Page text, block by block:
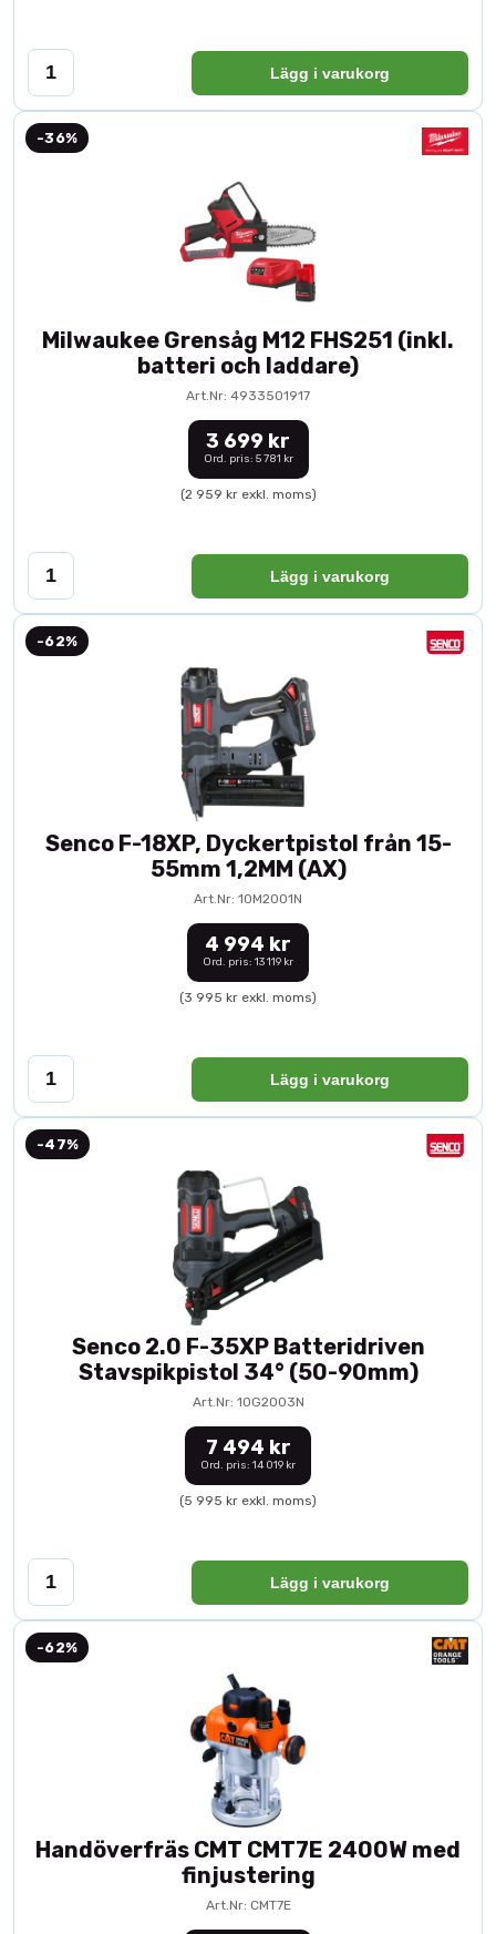
Lägg i varukorg
-36%
Milwaukee Grensåg M12 FHS251 (inkl.
batteri och laddare)
Art.Nr: 4933501917
3 699 kr
Ord. pris: 5 781 kr
(2 959 kr exkl. moms)
Lägg i varukorg
-62%
Senco F-18XP, Dyckertpistol från 15-
55mm 1,2MM (AX)
Art.Nr: 10M2001N
4 994 kr
Ord. pris: 13 119 kr
(3 995 kr exkl. moms)
Lägg i varukorg
-47%
Senco 2.0 F-35XP Batteridriven
Stavspikpistol 34° (50-90mm)
Art.Nr: 10G2003N
7 494 kr
Ord. pris: 14 019 kr
(5 995 kr exkl. moms)
Lägg i varukorg
-62%
Handöverfräs CMT CMT7E 2400W med
finjustering
Art.Nr: CMT7E